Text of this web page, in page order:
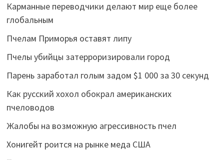
Карманные переводчики делают мир еще более
глобальным
Пчелам Приморья оставят липу
Пчелы убийцы затерроризировали город
Парень заработал голым задом $1 000 за 30 секунд
Как русский хохол обокрал американских
пчеловодов
Жалобы на возможную агрессивность пчел
Хонигейт роится на рынке меда США